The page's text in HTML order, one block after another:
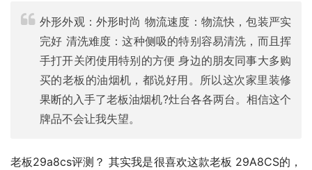
外形外观：外形时尚 物流速度：物流快，包装严实
完好 清洗难度：这种侧吸的特别容易清洗，而且挥
手打开关闭使用特别的方便 身边的朋友同事大多购
买的老板的油烟机，都说好用。所以这次家里装修
果断的入手了老板油烟机?灶台各各两台。相信这个
牌品不会让我失望。
老板29a8cs评测？ 其实我是很喜欢这款老板 29A8CS的，